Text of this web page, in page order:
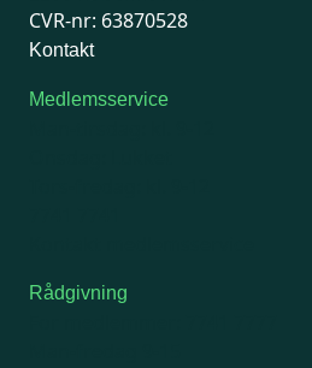
CVR-nr: 63870528
Kontakt
Medlemsservice
Rådgivning